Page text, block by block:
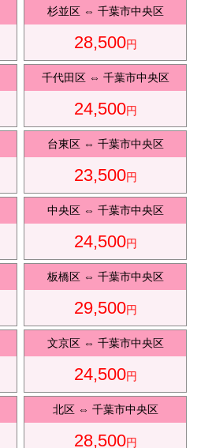
観光タクシ
ー
ディズニ
ー送迎
東
京
成
田
杉並区⇔ 千葉市中央区
28,500円
千代田区⇔ 千葉市中央区
24,500円
台東区⇔ 千葉市中央区
23,500円
中央区⇔ 千葉市中央区
24,500円
板橋区⇔ 千葉市中央区
29,500円
文京区⇔ 千葉市中央区
24,500円
北区⇔ 千葉市中央区
28,500円